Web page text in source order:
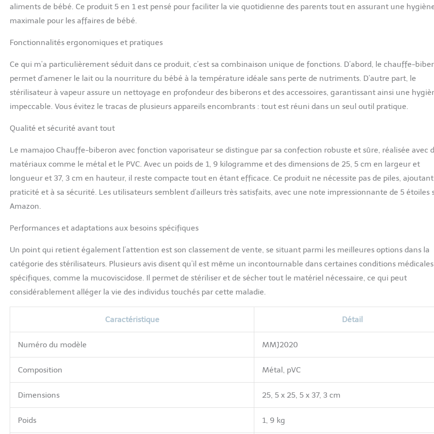
aliments de bébé. Ce produit 5 en 1 est pensé pour faciliter la vie quotidienne des parents tout en assurant une
maximale pour les affaires de bébé.
Fonctionnalités ergonomiques et pratiques
Ce qui m’a particulièrement séduit dans ce produit, c’est sa combinaison unique de fonctions. D’abord, le chauffe-
permet d’amener le lait ou la nourriture du bébé à la température idéale sans perte de nutriments. D’autre part, le
stérilisateur à vapeur assure un nettoyage en profondeur des biberons et des accessoires, garantissant ainsi une
impeccable. Vous évitez le tracas de plusieurs appareils encombrants : tout est réuni dans un seul outil pratique.
Qualité et sécurité avant tout
Le mamajoo Chauffe-biberon avec fonction vaporisateur se distingue par sa confection robuste et sûre, réalisée avec
matériaux comme le métal et le PVC. Avec un poids de 1, 9 kilogramme et des dimensions de 25, 5 cm en largeur et
longueur et 37, 3 cm en hauteur, il reste compacte tout en étant efficace. Ce produit ne nécessite pas de piles, ajoutant
praticité et à sa sécurité. Les utilisateurs semblent d’ailleurs très satisfaits, avec une note impressionnante de 5 étoiles
Amazon.
Performances et adaptations aux besoins spécifiques
Un point qui retient également l’attention est son classement de vente, se situant parmi les meilleures options dans la
catégorie des stérilisateurs. Plusieurs avis disent qu’il est même un incontournable dans certaines conditions médicales
spécifiques, comme la mucoviscidose. Il permet de stériliser et de sécher tout le matériel nécessaire, ce qui peut
considérablement alléger la vie des individus touchés par cette maladie.
Caractéristique Détail
Numéro du modèle MMJ2020
Composition Métal, pVC
Dimensions 25, 5 x 25, 5 x 37, 3 cm
Poids 1, 9 kg